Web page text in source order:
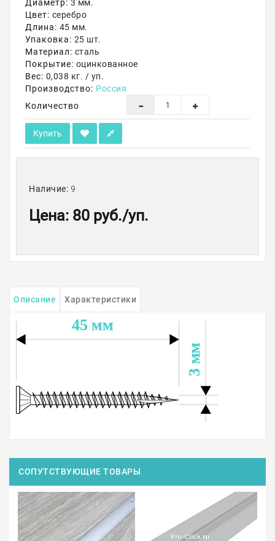
Акции
Диаметр: 3 мм.
Цвет: серебро
Длина: 45 мм.
Упаковка: 25 шт.
Материал: сталь
Покрытие: оцинкованное
Вес: 0,038 кг. / уп.
Производство: Россия
Количество
Купить
Наличие: 9
Цена: 80 руб./уп.
Описание Характеристики
СОПУТСТВУЮЩИЕ ТОВАРЫ